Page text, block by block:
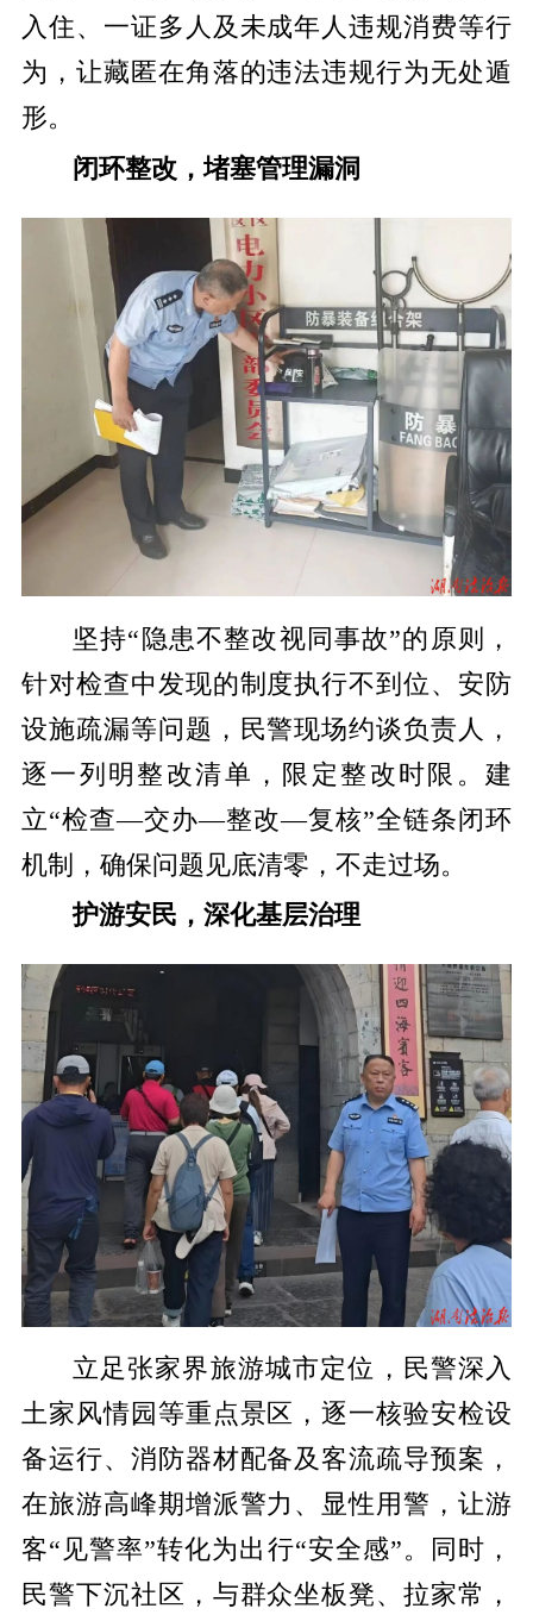
入住、一证多人及未成年人违规消费等行
为，让藏匿在角落的违法违规行为无处遁
形。
闭环整改，堵塞管理漏洞
坚持“隐患不整改视同事故”的原则，
针对检查中发现的制度执行不到位、安防
设施疏漏等问题，民警现场约谈负责人，
逐一列明整改清单，限定整改时限。建
立“检查—交办—整改—复核”全链条闭环
机制，确保问题见底清零，不走过场。
护游安民，深化基层治理
立足张家界旅游城市定位，民警深入
土家风情园等重点景区，逐一核验安检设
备运行、消防器材配备及客流疏导预案，
在旅游高峰期增派警力、显性用警，让游
客“见警率”转化为出行“安全感”。同时，
民警下沉社区，与群众坐板凳、拉家常，